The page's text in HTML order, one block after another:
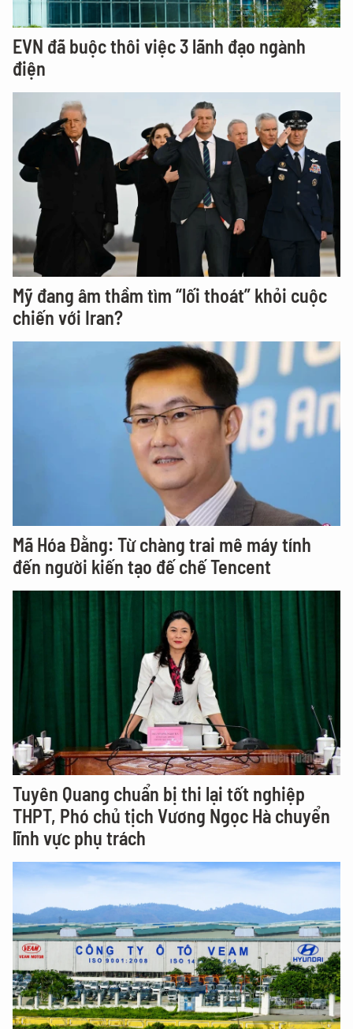
EVN đã buộc thôi việc 3 lãnh đạo ngành
điện
Mỹ đang âm thầm tìm “lối thoát” khỏi cuộc
chiến với Iran?
Mã Hóa Đằng: Từ chàng trai mê máy tính
đến người kiến tạo đế chế Tencent
Tuyên Quang chuẩn bị thi lại tốt nghiệp
THPT, Phó chủ tịch Vương Ngọc Hà chuyển
lĩnh vực phụ trách